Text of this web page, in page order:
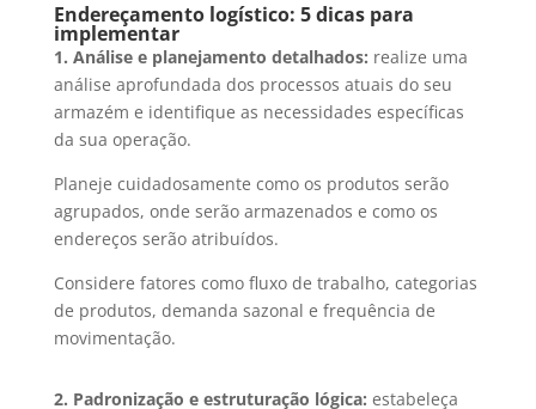
Endereçamento logístico: 5 dicas para
implementar
1. Análise e planejamento detalhados: realize uma
análise aprofundada dos processos atuais do seu
armazém e identifique as necessidades específicas
da sua operação.
Planeje cuidadosamente como os produtos serão
agrupados, onde serão armazenados e como os
endereços serão atribuídos.
Considere fatores como fluxo de trabalho, categorias
de produtos, demanda sazonal e frequência de
movimentação.
2. Padronização e estruturação lógica: estabeleça